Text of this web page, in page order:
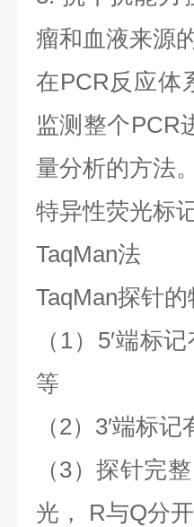
瘤和血液来源
在PCR反应体
监测整个PCR
量分析的方法。
特异性荧光标
TaqMan法
TaqMan探针的
（ 1） 5′端标记
等
（2） 3′端标记
（3）探针完整
光，
R与Q分